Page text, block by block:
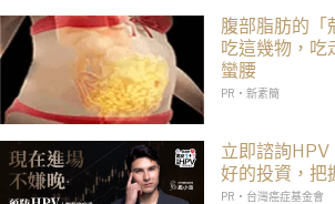
腹部脂肪的「
吃這幾物，吃
蠻腰
PR・新素簡
立即諮詢HPV
好的投資，把
PR・台灣癌症基金會